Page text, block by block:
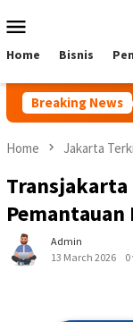
to
Menu
Home Bisnis
Breaking News
140 Peserta
Home Jakarta
Admin
13 March 2026